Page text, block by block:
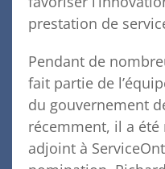
prestation de
Pendant de
fait partie de
du gouvernement
récemment, il a
adjoint à